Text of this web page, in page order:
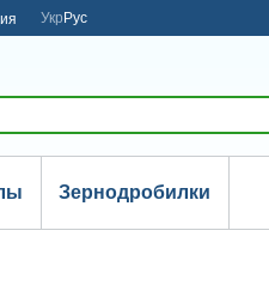
Укр Рус
Зернодробилки